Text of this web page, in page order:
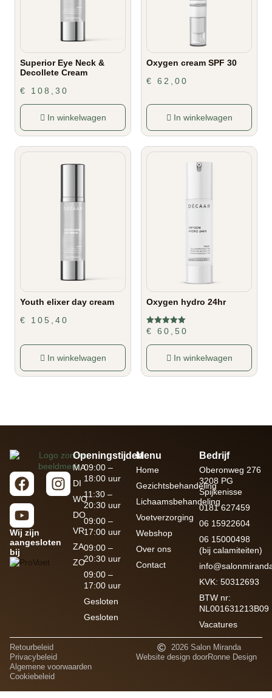
Superior Eye Neck &
Decollete Cream
€
108,30
In winkelwagen
Oxygen cream SPF 30
€
62,00
In winkelwagen
Youth elixer day cream
€
105,40
In winkelwagen
Oxygen hydro 24hr
Gewaardeerd
uit 5
€ 60,50
In winkelwagen
Wij zijn
aangesloten
bij
Openingstijden
MA
DI
WO
DO
VR
ZA
ZO
09:00 –
18:00 uur
11:30 –
20:30 uur
09:00 –
17:00 uur
09:00 –
20:30 uur
09:00 –
17:00 uur
Gesloten
Gesloten
Menu
Home
Gezichtsbehandeling
Lichaamsbehandeling
Voetverzorging
Webshop
Over ons
Contact
Bedrijf
Oberonweg 276
3208 PG
Spijkenisse
0181 627459
06 15922604
06 15000498
(bij calamiteiten)
KVK: 50312693
BTW nr:
NL001631213B09
Vacatures
2026 Salon Miranda
Website design doorRonne Design
Retourbeleid
Privacybeleid
Algemene voorwaarden
Cookiebeleid